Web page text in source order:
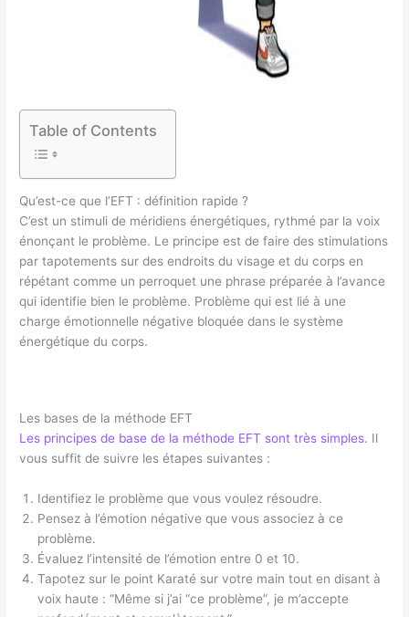
Table of Contents
Qu’est-ce que l’EFT : définition rapide ?
C’est un stimuli de méridiens énergétiques, rythmé par la voix
énonçant le problème. Le principe est de faire des stimulations
par tapotements sur des endroits du visage et du corps en
répétant comme un perroquet une phrase préparée à l’avance
qui identifie bien le problème. Problème qui est lié à une
charge émotionnelle négative bloquée dans le système
énergétique du corps.
Les bases de la méthode EFT
Les principes de base de la méthode EFT sont très simples. Il
vous suffit de suivre les étapes suivantes :
Identifiez le problème que vous voulez résoudre.
Pensez à l’émotion négative que vous associez à ce
problème.
Évaluez l’intensité de l’émotion entre 0 et 10.
Tapotez sur le point Karaté sur votre main tout en disant à
voix haute : “Même si j’ai “ce problème”, je m’accepte